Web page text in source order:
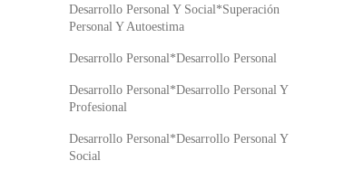
Desarrollo Personal Y Social*Superación
Personal Y Autoestima
Desarrollo Personal*Desarrollo Personal
Desarrollo Personal*Desarrollo Personal Y
Profesional
Desarrollo Personal*Desarrollo Personal Y
Social